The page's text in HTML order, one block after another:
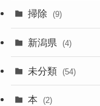
掃除 (9)
新潟県 (4)
未分類 (54)
本 (2)